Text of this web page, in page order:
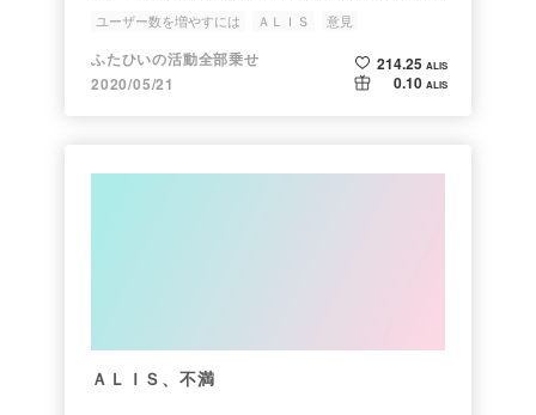
します。
ユーザー数を増やすには ＡＬＩＳ 意見
ふたひいの活動全部乗せ
2020/05/21
214.25 ALIS
0.10 ALIS
ＡＬＩＳ、不満